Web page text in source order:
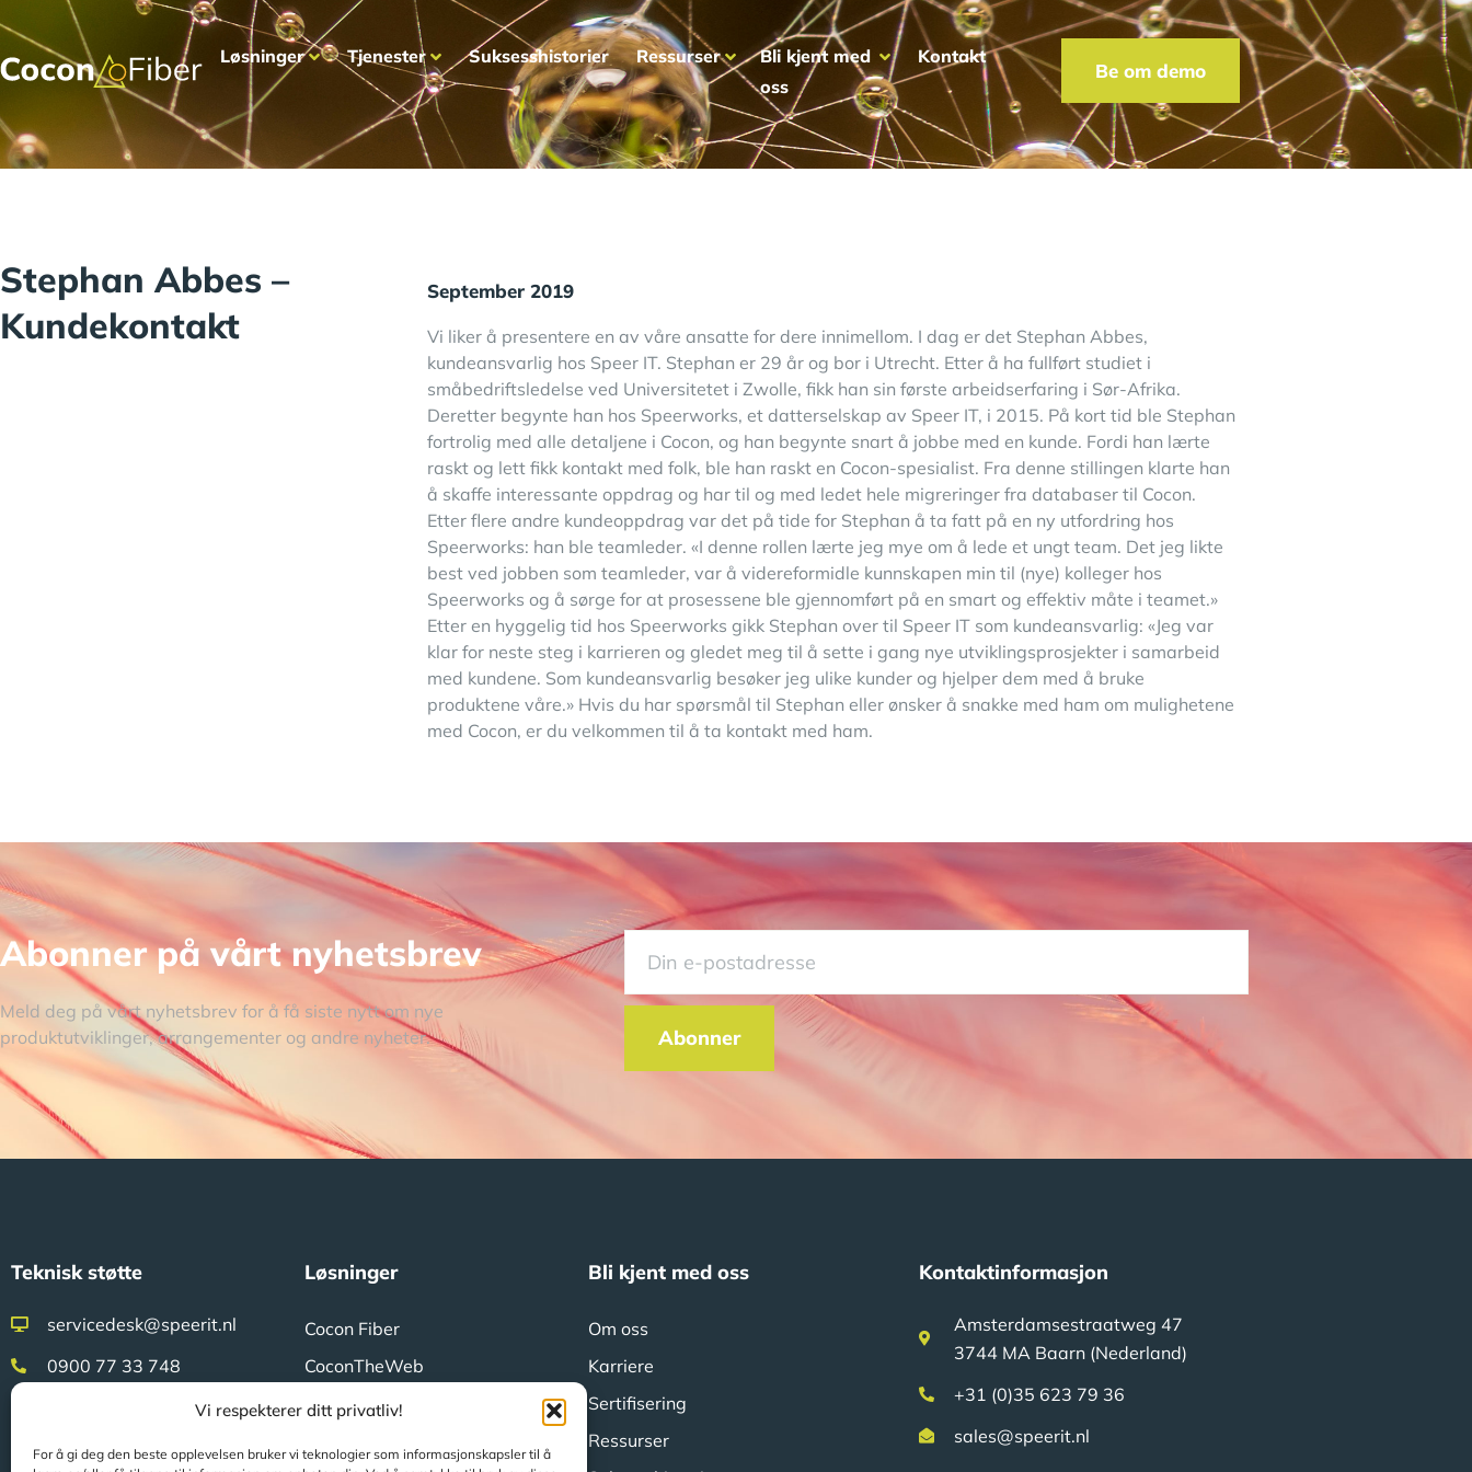
Vi respekterer ditt privatliv!
For å gi deg den beste opplevelsen bruker vi teknologier som informasjonskapsler til å
Løsninger Tjenester Suksesshistorier Ressurser
Bli kjent med
oss
Kontakt
Be om demo
Stephan Abbes –
Kundekontakt
September 2019
Vi liker å presentere en av våre ansatte for dere innimellom. I dag er det Stephan Abbes,
kundeansvarlig hos Speer IT. Stephan er 29 år og bor i Utrecht. Etter å ha fullført studiet i
småbedriftsledelse ved Universitetet i Zwolle, fikk han sin første arbeidserfaring i Sør-Afrika.
Deretter begynte han hos Speerworks, et datterselskap av Speer IT, i 2015. På kort tid ble Stephan
fortrolig med alle detaljene i Cocon, og han begynte snart å jobbe med en kunde. Fordi han lærte
raskt og lett fikk kontakt med folk, ble han raskt en Cocon-spesialist. Fra denne stillingen klarte han
å skaffe interessante oppdrag og har til og med ledet hele migreringer fra databaser til Cocon.
Etter flere andre kundeoppdrag var det på tide for Stephan å ta fatt på en ny utfordring hos
Speerworks: han ble teamleder. «I denne rollen lærte jeg mye om å lede et ungt team. Det jeg likte
best ved jobben som teamleder, var å videreformidle kunnskapen min til (nye) kolleger hos
Speerworks og å sørge for at prosessene ble gjennomført på en smart og effektiv måte i teamet.»
Etter en hyggelig tid hos Speerworks gikk Stephan over til Speer IT som kundeansvarlig: «Jeg var
klar for neste steg i karrieren og gledet meg til å sette i gang nye utviklingsprosjekter i samarbeid
med kundene. Som kundeansvarlig besøker jeg ulike kunder og hjelper dem med å bruke
produktene våre.» Hvis du har spørsmål til Stephan eller ønsker å snakke med ham om mulighetene
med Cocon, er du velkommen til å ta kontakt med ham.
Abonner på vårt nyhetsbrev
Meld deg på vårt nyhetsbrev for å få siste nytt om nye
produktutviklinger, arrangementer og andre nyheter.
Abonner
Teknisk støtte
servicedesk@speerit.nl
0900 77 33 748
Sertifisering
Løsninger
Cocon Fiber
CoconTheWeb
Klicon
Bli kjent med oss
Om oss
Karriere
Sertifisering
Ressurser
Kontaktinformasjon
Amsterdamsestraatweg 47
3744 MA Baarn (Nederland)
+31 (0)35 623 79 36
sales@speerit.nl